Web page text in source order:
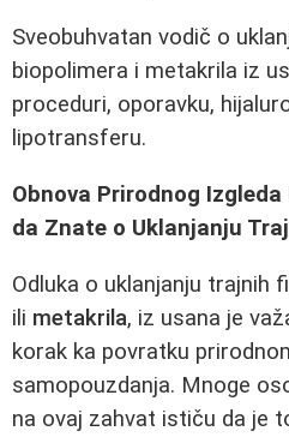
Sveobuhvatan vodič o
biopolimera i metakrila iz
proceduri, oporavku,
lipotransferu.
Obnova Prirodnog
da Znate o Uklanjanju
Odluka o uklanjanju trajnih
ili metakrila, iz usana je
korak ka povratku
samopouzdanja. Mnoge
na ovaj zahvat ističu da je